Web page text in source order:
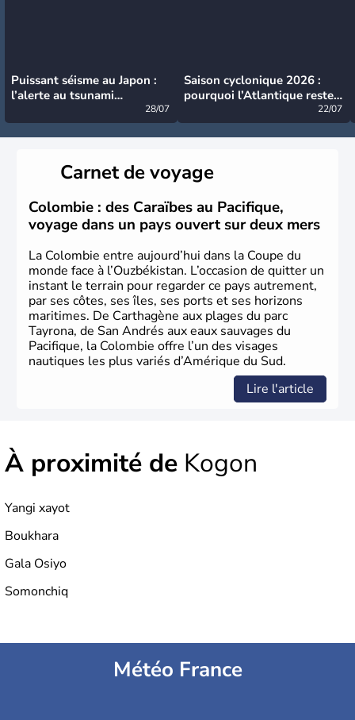
Puissant séisme au Japon :
l’alerte au tsunami
28/07
Saison cyclonique 2026 :
pourquoi l’Atlantique reste
22/07
Carnet de voyage
Colombie : des Caraïbes au Pacifique,
voyage dans un pays ouvert sur deux mers
La Colombie entre aujourd’hui dans la Coupe du
monde face à l’Ouzbékistan. L’occasion de quitter un
instant le terrain pour regarder ce pays autrement,
par ses côtes, ses îles, ses ports et ses horizons
maritimes. De Carthagène aux plages du parc
Tayrona, de San Andrés aux eaux sauvages du
Pacifique, la Colombie offre l’un des visages
nautiques les plus variés d’Amérique du Sud.
Lire l'article
À proximité de Kogon
Yangi xayot
Boukhara
Gala Osiyo
Somonchiq
Météo France